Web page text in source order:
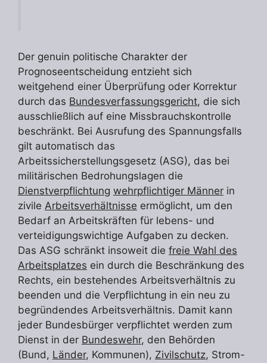
Der genuin politische Charakter der
Prognoseentscheidung entzieht sich
weitgehend einer Überprüfung oder Korrektur
durch das Bundesverfassungsgericht, die sich
ausschließlich auf eine Missbrauchskontrolle
beschränkt. Bei Ausrufung des Spannungsfalls
gilt automatisch das
Arbeitssicherstellungsgesetz (ASG), das bei
militärischen Bedrohungslagen die
Dienstverpflichtung wehrpflichtiger Männer in
zivile Arbeitsverhältnisse ermöglicht, um den
Bedarf an Arbeitskräften für lebens- und
verteidigungswichtige Aufgaben zu decken.
Das ASG schränkt insoweit die freie Wahl des
Arbeitsplatzes ein durch die Beschränkung des
Rechts, ein bestehendes Arbeitsverhältnis zu
beenden und die Verpflichtung in ein neu zu
begründendes Arbeitsverhältnis. Damit kann
jeder Bundesbürger verpflichtet werden zum
Dienst in der Bundeswehr, den Behörden
(Bund, Länder, Kommunen), Zivilschutz, Strom-